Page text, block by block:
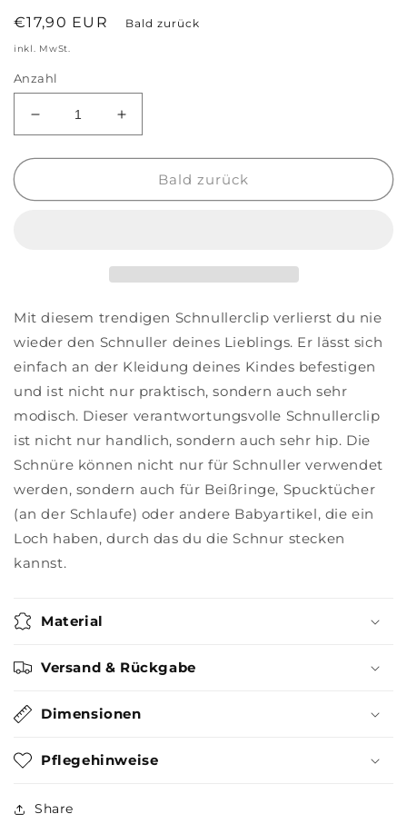
Normaler
Preis
€17,90 EUR Bald zurück
inkl. MwSt.
Anzahl
Verringere
die
Menge
Schnullerkette
Erhöhe
die
Menge
Schnullerkette
Bald zurück
Mit diesem trendigen Schnullerclip verlierst du nie
wieder den Schnuller deines Lieblings. Er lässt sich
einfach an der Kleidung deines Kindes befestigen
und ist nicht nur praktisch, sondern auch sehr
modisch. Dieser verantwortungsvolle Schnullerclip
ist nicht nur handlich, sondern auch sehr hip. Die
Schnüre können nicht nur für Schnuller verwendet
werden, sondern auch für Beißringe, Spucktücher
(an der Schlaufe) oder andere Babyartikel, die ein
Loch haben, durch das du die Schnur stecken
kannst.
Material
Versand & Rückgabe
Dimensionen
Pflegehinweise
Share